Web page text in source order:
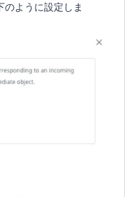
ように設定しま